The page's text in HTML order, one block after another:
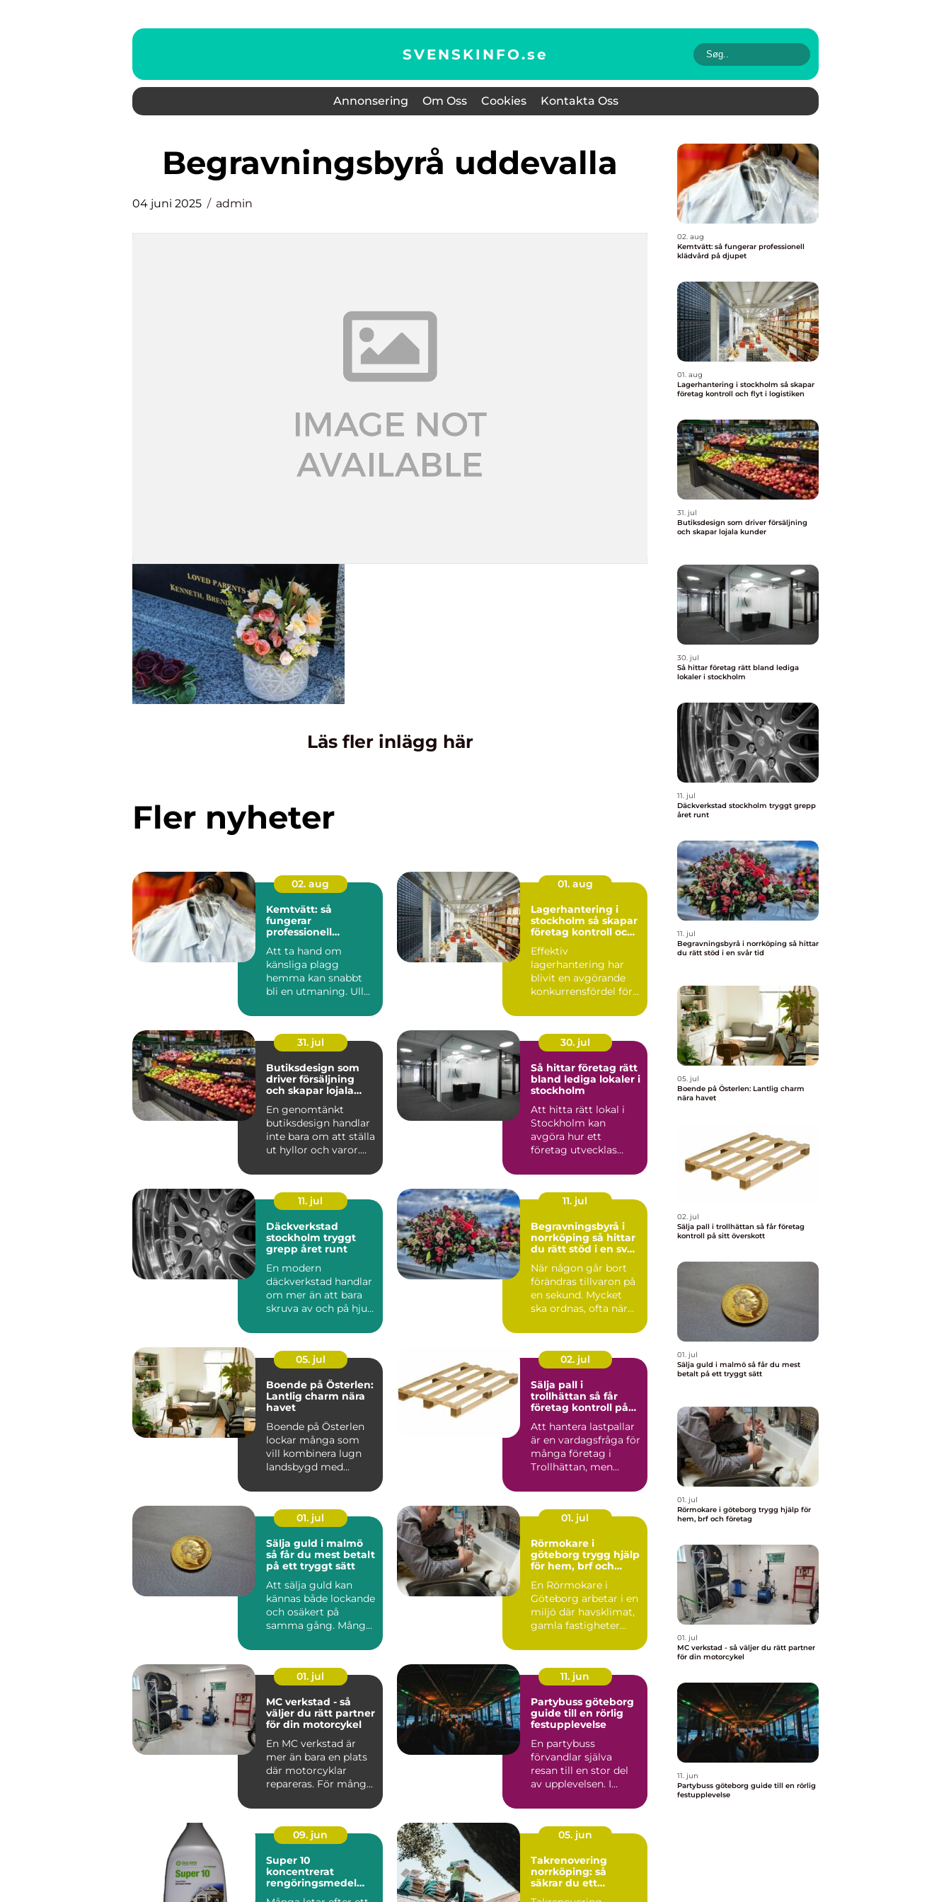
SVENSKINFO.se
Annonsering Om Oss Cookies Kontakta Oss
begravningsbyrå uddevalla
04 juni 2025 admin
Läs fler inlägg här
Fler nyheter
02. aug
Kemtvätt: så
fungerar
professionell
Att ta hand om
känsliga plagg
hemma kan snabbt
bli en utmaning. Ull
som tapp...
01. aug
Lagerhantering i
stockholm så skapar
företag kontroll och
Effektiv
lagerhantering har
blivit en avgörande
konkurrensfördel för
När varufl...
31. jul
Butiksdesign som
driver försäljning
och skapar lojala
En genomtänkt
butiksdesign handlar
inte bara om att ställa
ut hyllor och varor.
kun...
30. jul
Så hittar företag rätt
bland lediga lokaler i
stockholm
Att hitta rätt lokal i
Stockholm kan
avgöra hur ett
företag utvecklas
framåt. Läget p...
11. jul
Däckverkstad
stockholm tryggt
grepp året runt
En modern
däckverkstad handlar
om mer än att bara
skruva av och på hjul.
Stockholm är...
11. jul
Begravningsbyrå i
norrköping så hittar
du rätt stöd i en svår
När någon går bort
förändras tillvaron på
en sekund. Mycket
ska ordnas, ofta när
05. jul
Boende på Österlen:
Lantlig charm nära
havet
Boende på Österlen
lockar många som
vill kombinera lugn
landsbygd med
02. jul
Sälja pall i
trollhättan så får
företag kontroll på
Att hantera lastpallar
är en vardagsfråga för
många företag i
Trollhättan, men
me...
01. jul
Sälja guld i malmö
så får du mest betalt
på ett tryggt sätt
Att sälja guld kan
kännas både lockande
och osäkert på
samma gång. Många
ärvda fö...
01. jul
Rörmokare i
göteborg trygg hjälp
för hem, brf och
En Rörmokare i
Göteborg arbetar i en
miljö där havsklimat,
gamla fastigheter
stäl...
01. jul
MC verkstad - så
väljer du rätt partner
för din motorcykel
En MC verkstad är
mer än bara en plats
där motorcyklar
repareras. För mång...
11. jun
Partybuss göteborg
guide till en rörlig
festupplevelse
En partybuss
förvandlar själva
resan till en stor del
av upplevelsen. I
sig ...
09. jun
Super 10
koncentrerat
rengöringsmedel
05. jun
Takrenovering
norrköping: så
säkrar du ett
02. aug
Kemtvätt: så fungerar professionell
klädvård på djupet
01. aug
Lagerhantering i stockholm så skapar
företag kontroll och flyt i logistiken
31. jul
Butiksdesign som driver försäljning
och skapar lojala kunder
30. jul
Så hittar företag rätt bland lediga
lokaler i stockholm
11. jul
Däckverkstad stockholm tryggt grepp
året runt
11. jul
Begravningsbyrå i norrköping så hittar
du rätt stöd i en svår tid
05. jul
Boende på Österlen: Lantlig charm
nära havet
02. jul
Sälja pall i trollhättan så får företag
kontroll på sitt överskott
01. jul
Sälja guld i malmö så får du mest
betalt på ett tryggt sätt
01. jul
Rörmokare i göteborg trygg hjälp för
hem, brf och företag
01. jul
MC verkstad - så väljer du rätt partner
för din motorcykel
11. jun
Partybuss göteborg guide till en rörlig
festupplevelse